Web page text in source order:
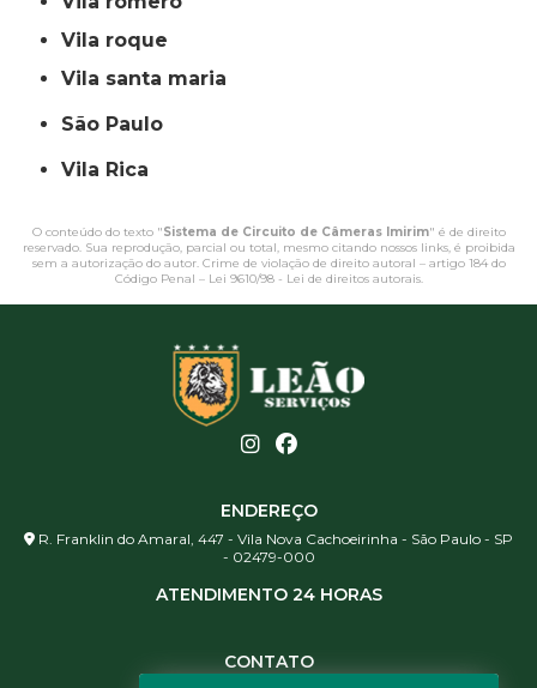
vila roque
vila santa maria
São Paulo
Vila Rica
O conteúdo do texto "Sistema de Circuito de Câmeras Imirim" é de direito
reservado. Sua reprodução, parcial ou total, mesmo citando nossos links, é proibida
sem a autorização do autor. Crime de violação de direito autoral – artigo 184 do
Código Penal – Lei 9610/98 - Lei de direitos autorais.
ENDEREÇO
R. Franklin do Amaral, 447 - Vila Nova Cachoeirinha - São Paulo - SP
- 02479-000
ATENDIMENTO 24 HORAS
CONTATO